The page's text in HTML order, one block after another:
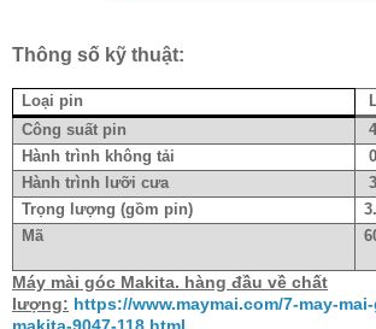
Thông số kỹ thuật:
Loại pin
Công suất pin
Hành trình không tải
Hành trình lưỡi cưa
Trọng lượng (gồm pin)
Mã
Máy mài góc Makita. hàng đầu về chất
lượng: https://www.maymai.com/7-may-
makita-9047-118.html